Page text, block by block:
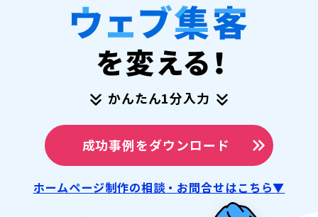
かんたん1分入力
成功事例をダウンロード
ホームページ制作の相談・お問合せはこちら▼